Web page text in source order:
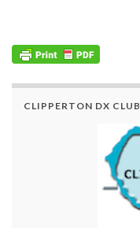
CLIPPERTON DX CLUB